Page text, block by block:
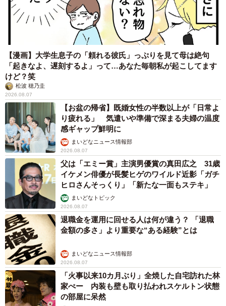
【漫画】大学生息子の「頼れる彼氏」っぷりを見て母は絶句
「起きなよ、遅刻するよ」って…あなた毎朝私が起こしてます
けど？笑
松波 穂乃圭
2026.08.07
【お盆の帰省】既婚女性の半数以上が「日常よ
り疲れる」 気遣いや準備で深まる夫婦の温度
感ギャップ鮮明に
まいどなニュース情報部
2026.08.07
父は「エミー賞」主演男優賞の真田広之 31歳
イケメン俳優が長髪ヒゲのワイルド近影「ガチ
ヒロさんそっくり」「新たな一面もステキ」
まいどなトピック
2026.08.07
退職金を運用に回せる人は何が違う？ 「退職
金額の多さ」より重要な“ある経験”とは
まいどなニュース情報部
2026.08.07
「火事以来10カ月ぶり」全焼した自宅訪れた林
家ぺー 内装も壁も取り払われスケルトン状態
の部屋に呆然